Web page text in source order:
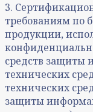
3.
требованиям по
продукции,
средств
технических
технических
защиты